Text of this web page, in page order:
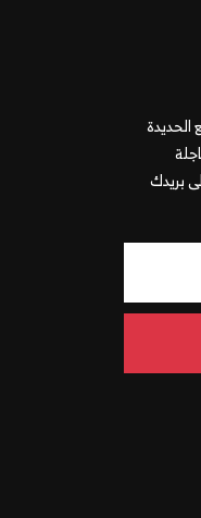
الحديدة
بريدك